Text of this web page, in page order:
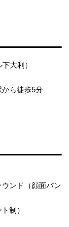
大利）
ら徒歩5分
ンド（顔面パン
制）